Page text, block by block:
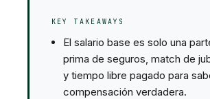
KEY TAKEAWAYS
El salario base es solo una
prima de seguros, match de
y tiempo libre pagado para
compensación verdadera.